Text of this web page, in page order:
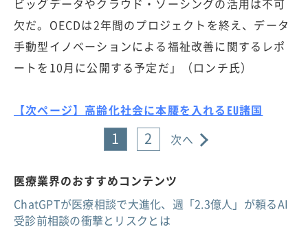
ビッグデータやクラウド・ソーシングの活用は不可
欠だ。OECDは2年間のプロジェクトを終え、データ
手動型イノベーションによる福祉改善に関するレポ
ートを10月に公開する予定だ」（ロンチ氏）
【次ページ】高齢化社会に本腰を入れるEU諸国
1 2 次へ
医療業界のおすすめコンテンツ
ChatGPTが医療相談で大進化、週「2.3億人」が頼るAI
受診前相談の衝撃とリスクとは